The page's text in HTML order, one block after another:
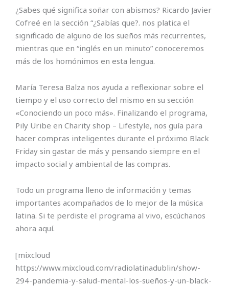
¿Sabes qué significa soñar con abismos? Ricardo Javier
Cofreé en la sección “¿Sabías que?. nos platica el
significado de alguno de los sueños más recurrentes,
mientras que en “inglés en un minuto” conoceremos
más de los homónimos en esta lengua.
María Teresa Balza nos ayuda a reflexionar sobre el
tiempo y el uso correcto del mismo en su sección
«Conociendo un poco más». Finalizando el programa,
Pily Uribe en Charity shop – Lifestyle, nos guía para
hacer compras inteligentes durante el próximo Black
Friday sin gastar de más y pensando siempre en el
impacto social y ambiental de las compras.
Todo un programa lleno de información y temas
importantes acompañados de lo mejor de la música
latina. Si te perdiste el programa al vivo, escúchanos
ahora aquí.
[mixcloud
https://www.mixcloud.com/radiolatinadublin/show-
294-pandemia-y-salud-mental-los-sueños-y-un-black-